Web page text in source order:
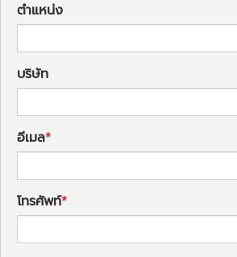
ตำแหน่ง
บริษัท
อีเมล
โทรศัพท์